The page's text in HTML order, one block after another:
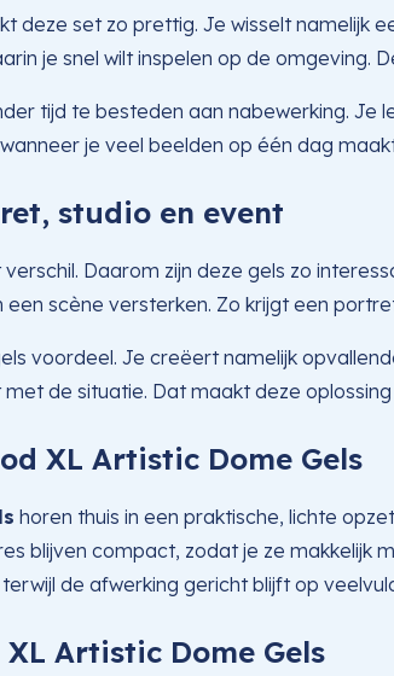
deze set zo prettig. Je wisselt namelijk
je snel wilt inspelen op de omgeving.
tijd te besteden aan nabewerking.
je veel beelden op één dag
studio en event
Daarom zijn deze gels zo
een scène versterken. Zo krijgt een
voordeel. Je creëert namelijk
de situatie. Dat maakt deze
XL Artistic Dome Gels
horen thuis in een praktische, lichte
blijven compact, zodat je ze makkelijk
de afwerking gericht blijft op
Artistic Dome Gels